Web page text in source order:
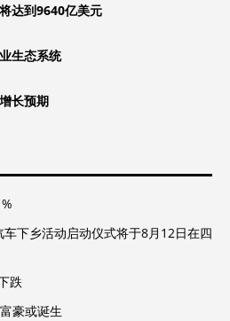
达到9640亿美元
生态系统
长预期
下乡活动启动仪式将于8月12日在四
跌
豪或诞生